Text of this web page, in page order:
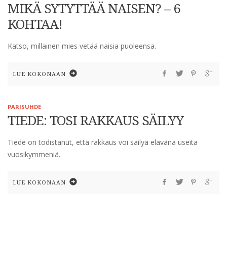
MIKÄ SYTYTTÄÄ NAISEN? – 6
KOHTAA!
Katso, millainen mies vetää naisia puoleensa.
LUE KOKONAAN
PARISUHDE
TIEDE: TOSI RAKKAUS SÄILYY
Tiede on todistanut, että rakkaus voi säilyä elävänä useita
vuosikymmeniä.
LUE KOKONAAN